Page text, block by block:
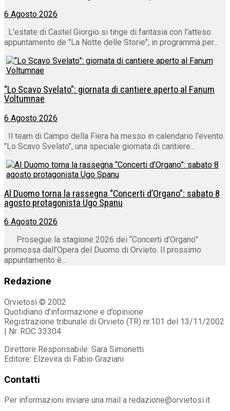
6 Agosto 2026
L'estate di Castel Giorgio si tinge di fantasia con l'atteso
appuntamento de "La Notte delle Storie", in programma per...
“Lo Scavo Svelato”: giornata di cantiere aperto al Fanum
Voltumnae
6 Agosto 2026
Il team di Campo della Fiera ha messo in calendario l'evento
"Lo Scavo Svelato", una speciale giornata di cantiere...
Al Duomo torna la rassegna “Concerti d’Organo”: sabato 8
agosto protagonista Ugo Spanu
6 Agosto 2026
Prosegue la stagione 2026 dei “Concerti d’Organo”
promossa dall’Opera del Duomo di Orvieto. Il prossimo
appuntamento è...
Redazione
Orvietosì © 2002
Quotidiano d’informazione e d’opinione
Registrazione tribunale di Orvieto (TR) nr.101 del 13/11/2002
| Nr. ROC 33304
Direttore Responsabile: Sara Simonetti
Editore: Elzevira di Fabio Graziani
Contatti
Per informazioni inviare una mail a redazione@orvietosi.it